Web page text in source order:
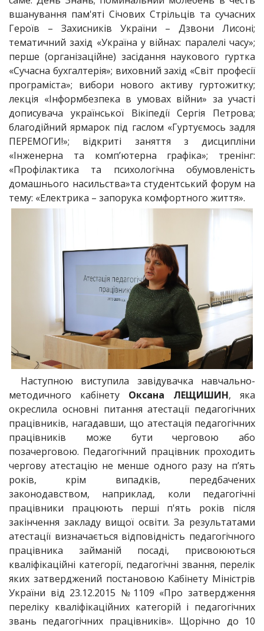
вшанування пам'яті Січових Стрільців та сучасних
Героїв – Захисників України – Дзвони Лисоні;
тематичний захід «Україна у війнах: паралелі часу»;
перше (організаційне) засідання наукового гуртка
«Сучасна бухгалтерія»; виховний захід «Світ професії
програміста»; вибори нового активу гуртожитку;
лекція «Інформбезпека в умовах війни» за участі
дописувача української Вікіпедії Сергія Петрова;
благодійний ярмарок під гаслом «Гуртуємось задля
ПЕРЕМОГИ!»; відкриті заняття з дисципліни
«Інженерна та комп’ютерна графіка»; тренінг:
«Профілактика та психологічна обумовленість
домашнього насильства»та студентський форум на
тему: «Електрика – запорука комфортного життя».
Наступною виступила завідувачка навчально-
методичного кабінету Оксана ЛЕЩИШИН, яка
окреслила основні питання атестації педагогічних
працівників, нагадавши, що атестація педагогічних
працівників може бути черговою або
позачерговою. Педагогічний працівник проходить
чергову атестацію не менше одного разу на п’ять
років, крім випадків, передбачених
законодавством, наприклад, коли педагогічні
працівники працюють перші п'ять років після
закінчення закладу вищої освіти. За результатами
атестації визначається відповідність педагогічного
працівника займаній посаді, присвоюються
кваліфікаційні категорії, педагогічні звання, перелік
яких затверджений постановою Кабінету Міністрів
України від 23.12.2015 №1109 «Про затвердження
переліку кваліфікаційних категорій і педагогічних
звань педагогічних працівників». Щорічно до 10